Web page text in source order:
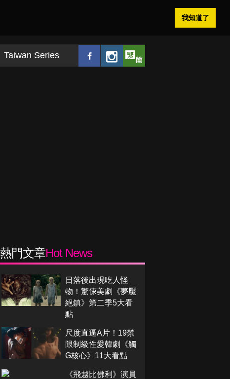
我知道了
Taiwan Series
熱門文章Hot News
日落後出現吃人怪
物！驚悚美劇《夢魘
絕鎮》第二季5大看
點
尺度直逼A片！19禁
限制級性愛韓劇《觸
G核心》11大看點
《飛越比佛利》演員